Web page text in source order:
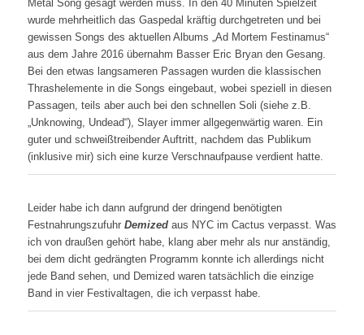
Metal Song gesagt werden muss. In den 40 Minuten Spielzeit
wurde mehrheitlich das Gaspedal kräftig durchgetreten und bei
gewissen Songs des aktuellen Albums „Ad Mortem Festinamus“
aus dem Jahre 2016 übernahm Basser Eric Bryan den Gesang.
Bei den etwas langsameren Passagen wurden die klassischen
Thrashelemente in die Songs eingebaut, wobei speziell in diesen
Passagen, teils aber auch bei den schnellen Soli (siehe z.B.
„Unknowing, Undead“), Slayer immer allgegenwärtig waren. Ein
guter und schweißtreibender Auftritt, nachdem das Publikum
(inklusive mir) sich eine kurze Verschnaufpause verdient hatte.
Leider habe ich dann aufgrund der dringend benötigten
Festnahrungszufuhr Demizedaus NYC im Cactus verpasst. Was
ich von draußen gehört habe, klang aber mehr als nur anständig,
bei dem dicht gedrängten Programm konnte ich allerdings nicht
jede Band sehen, und Demized waren tatsächlich die einzige
Band in vier Festivaltagen, die ich verpasst habe.